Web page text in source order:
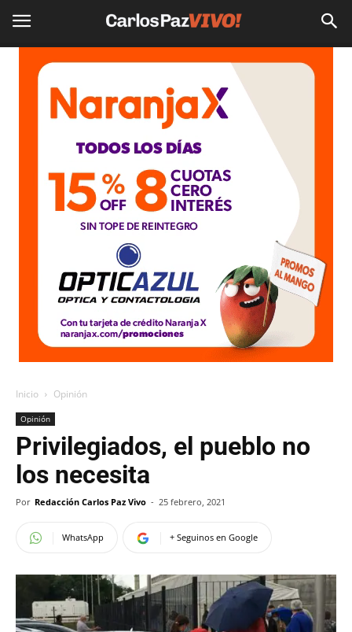
Inicio Opinión
Opinión
Privilegiados, el pueblo no
los necesita
Por Redacción Carlos Paz Vivo - 25 febrero, 2021
WhatsApp + Seguinos en Google